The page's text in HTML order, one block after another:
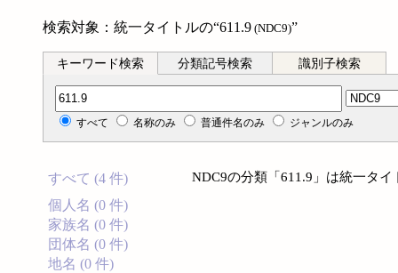
検索対象：統一タイトルの“611.9 (NDC9)”
キーワード検索 分類記号検索 識別子検索
分類記号検索
すべて 名称のみ 普通件名のみ ジャンルのみ
すべて (4 件)
個人名 (0 件)
家族名 (0 件)
団体名 (0 件)
地名 (0 件)
NDC9の分類「611.9」は統一タ